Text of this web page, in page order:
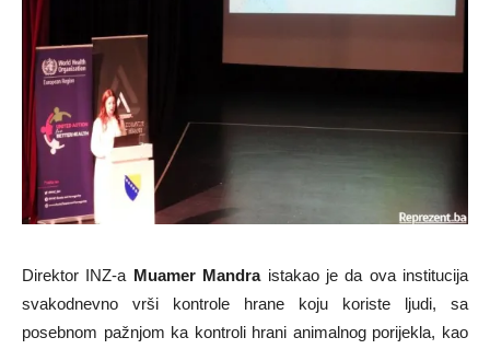
Direktor INZ-a Muamer Mandraistakao je da ova institucija
svakodnevno vrši kontrole hrane koju koriste ljudi, sa
posebnom pažnjom ka kontroli hrani animalnog porijekla, kao